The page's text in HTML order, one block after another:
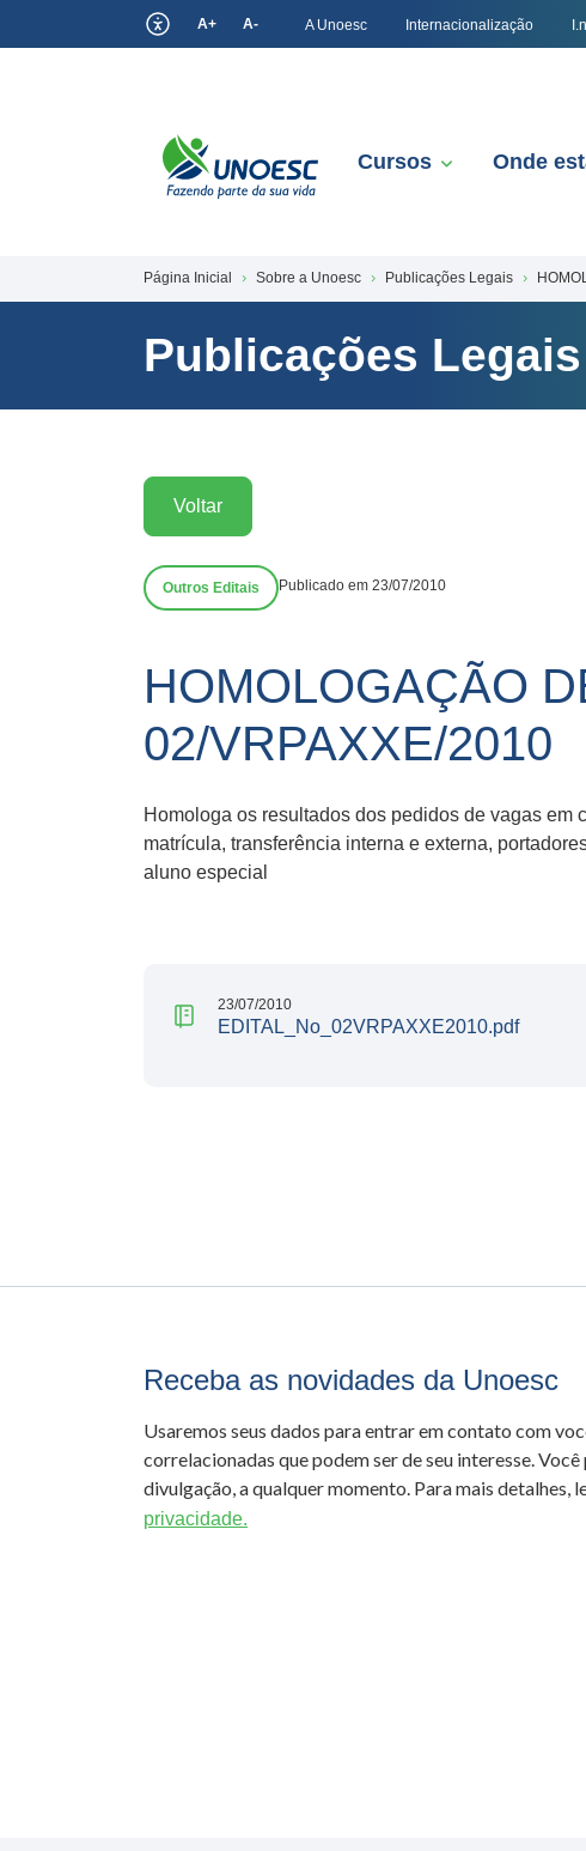
A+ A- A Unoesc Internacionalização
Cursos Onde
Página Inicial Sobre a Unoesc Publicações Legais
Publicações Legais
Voltar
Outros Editais Publicado em 23/07/2010
HOMOLOGAÇÃO
02/VRPAXXE/2010
Homologa os resultados dos pedidos de vagas
matrícula, transferência interna e externa,
aluno especial
23/07/2010
EDITAL_No_02VRPAXXE2010.pdf
Receba as novidades da Unoesc
Usaremos seus dados para entrar em contato com
correlacionadas que podem ser de seu interesse.
divulgação, a qualquer momento. Para mais detalhes,
privacidade.